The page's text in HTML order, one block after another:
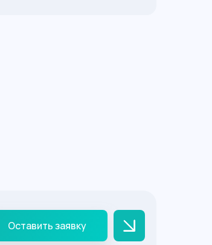
Оставить заявку